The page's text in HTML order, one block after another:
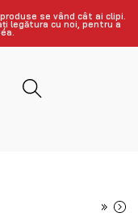
se vând cât ai clipi.
legătura cu noi, pentru a
»